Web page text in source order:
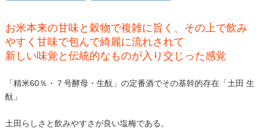
お米本来の甘味と穀物で複雑に旨く、その上で飲み
やすく甘味で包んで綺麗に流れされて
新しい味覚と伝統的なものが入り交じった感覚
「精米60％・７号酵母・生酛」の定番酒でその基幹的存在「土田 生
酛」
土田らしさと飲みやすさが良い塩梅である。